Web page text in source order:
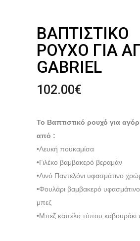
ΒΑΠΤΙΣΤΙΚΌ
ΡΟΎΧΟ ΓΙΑ
GABRIEL
102.00€
Το Βαπτιστικό ρουχό για
από :
•Λευκή πουκαμίσα
•Γιλέκο βαμβακερό βεραμάν
•Λινό Παντελόνι υφασμάτινο
•Φουλάρι βαμβακερό
μπεζ
•Μπεζ καπέλο τύπου καβουράκι